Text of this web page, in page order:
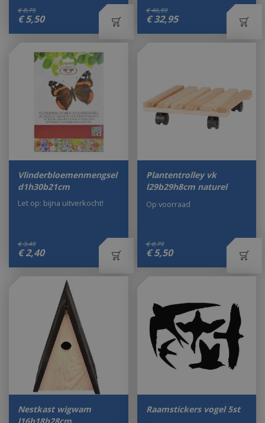
€ 8,79
€ 5,50
€ 46,99
€ 32,95
Vlinderbloemenmengsel
d1h30b21cm
€ 3,49
€2,40
Let op: bijna uitverkocht!
Plantentrolley vk
l29b29h8cm naturel
€ 8,79
€ 5,50
Op voorraad
Nestkast wigwam
l16b18h28cm
Raamstickers vogel 5st